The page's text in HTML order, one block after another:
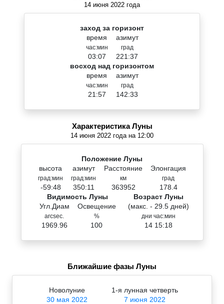
14 июня 2022 года
заход за горизонт
время
час:мин
03:07
азимут
град
221:37
восход над горизонтом
время
час:мин
21:57
азимут
град
142:33
Характеристика Луны
14 июня 2022 года на 12:00
Положение Луны
высота
град:мин
-59:48
азимут
град:мин
350:11
Расстояние
км
363952
Элонгация
град
178.4
Видимость Луны
Угл.Диам
arcsec.
1969.96
Освещение
%
100
Возраст Луны
(макс. - 29.5 дней)
дни час:мин
14 15:18
Ближайшие фазы Луны
Новолуние
30 мая 2022
1-я лунная четверть
7 июня 2022